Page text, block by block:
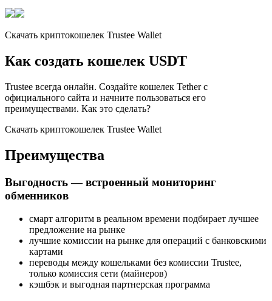
Скачать криптокошелек Trustee Wallet
Как создать кошелек USDT
Trustee всегда онлайн. Создайте кошелек Tether с
официального сайта и начните пользоваться его
преимуществами. Как это сделать?
Скачать криптокошелек Trustee Wallet
Преимущества
Выгодность — встроенный мониторинг
обменников
cмарт алгоритм в реальном времени подбирает лучшее
предложение на рынке
лучшие комиссии на рынке для операций с банковскими
картами
переводы между кошельками без комиссии Trustee,
только комиссия сети (майнеров)
кэшбэк и выгодная партнерская программа